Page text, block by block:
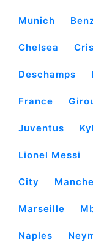
Munich
Chelsea
Deschamps
France
Juventus
Lionel Messi
City
Marseille
Naples